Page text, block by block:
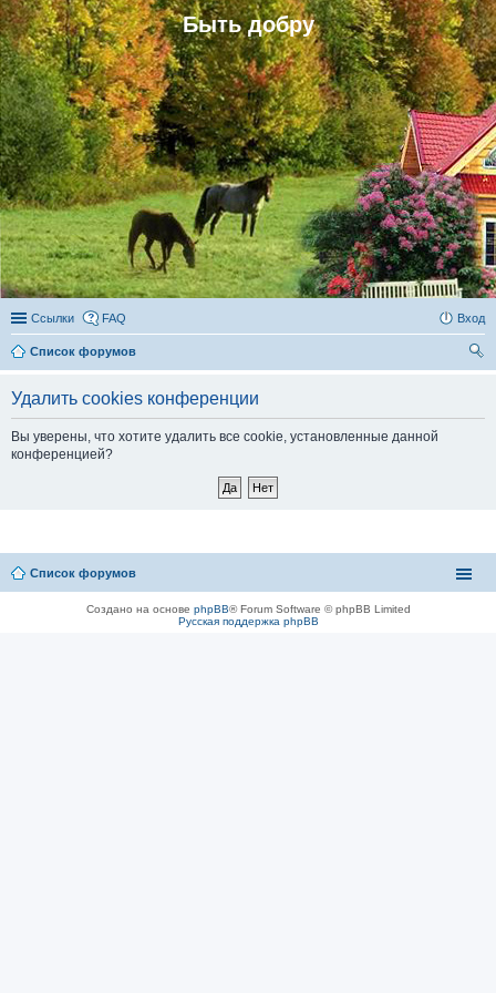
Быть добру
Ссылки FAQ Вход
Список форумов
Удалить cookies конференции
Вы уверены, что хотите удалить все cookie, установленные данной
конференцией?
Список форумов
Создано на основе phpBB® Forum Software © phpBB Limited
Русская поддержка phpBB